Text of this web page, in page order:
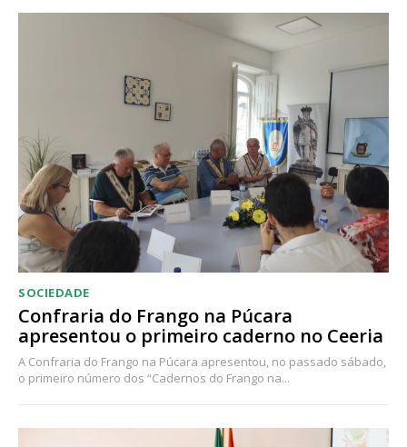
SOCIEDADE
Confraria do Frango na Púcara
apresentou o primeiro caderno no Ceeria
A Confraria do Frango na Púcara apresentou, no passado sábado,
o primeiro número dos “Cadernos do Frango na...